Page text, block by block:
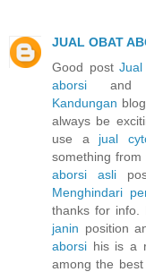
JUAL OBAT
Good post
aborsi and
Kandungan
always be
use a jual
something
aborsi asli
Menghindari
thanks for info.
janin position
aborsi his is a
among the